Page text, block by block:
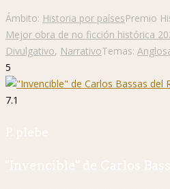
Ámbito: Historia por paísesPremio
Mejor obra de no ficción histórica
Divulgativo, NarrativoTemas:
5
7.1
P. plebe
"Invencible" de Carlos